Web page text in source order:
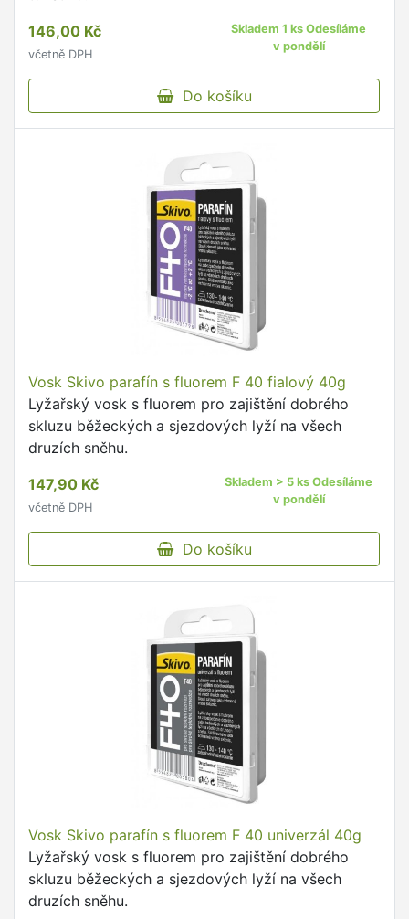
146,00 Kč
včetně DPH
Skladem 1 ks Odesíláme
v pondělí
Do košíku
Vosk Skivo parafín s fluorem F 40 fialový 40g
Lyžařský vosk s fluorem pro zajištění dobrého
skluzu běžeckých a sjezdových lyží na všech
druzích sněhu.
147,90 Kč
včetně DPH
Skladem > 5 ks Odesíláme
v pondělí
Do košíku
Vosk Skivo parafín s fluorem F 40 univerzál 40g
Lyžařský vosk s fluorem pro zajištění dobrého
skluzu běžeckých a sjezdových lyží na všech
druzích sněhu.